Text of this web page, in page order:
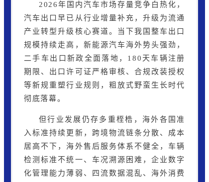
2026年国内汽车市场存量竞争白热化，
汽车出口早已从行业增量补充，升级为流通
产业转型升级核心赛道。当下我国整车出口
规模持续走高，新能源汽车海外势头强劲，
二手车出口新政全面落地，180天车辆注册
期限、出口许可证严格审核、合规改装授权
等新规重塑行业规则，粗放式野蛮生长时代
彻底落幕。
但行业发展仍存多重桎梏，海外各国准
入标准持续更新，跨境物流链条分散、成本
居高不下，海外售后服务体系不健全，车辆
检测标准不统一、车况溯源困难，企业数字
化管理能力薄弱、
四流数据混乱、海外消费